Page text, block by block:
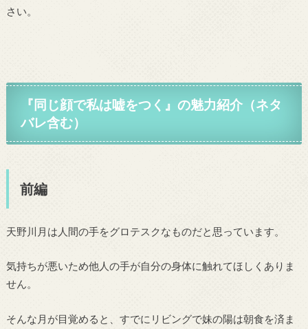
さい。
『同じ顔で私は嘘をつく』の魅力紹介（ネタ
バレ含む）
前編
天野川月は人間の手をグロテスクなものだと思っています。
気持ちが悪いため他人の手が自分の身体に触れてほしくありま
せん。
そんな月が目覚めると、すでにリビングで妹の陽は朝食を済ま